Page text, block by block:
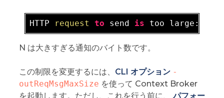
HTTP request to send is
N は大きすぎる通知のバイト数です。
この制限を変更するには、 CLI オプション -
outReqMsgMaxSize を使って Context Broker
を起動します。ただし、これを行う前に、パフォー